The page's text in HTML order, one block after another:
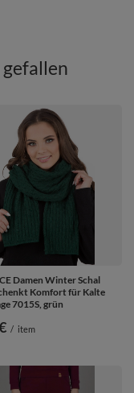
Damen Winter Schal
Komfort für Kalte
7015S, grün
/ item